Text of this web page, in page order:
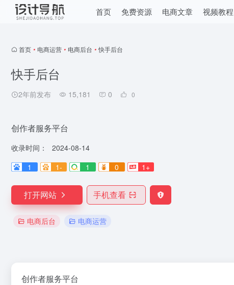
首页 免费资源 电商文章 视频教程
首页 • 电商运营 • 电商后台 • 快手后台
快手后台
2年前发布 15,181 0 0
创作者服务平台
收录时间：
2024-08-14
1
1- 1 0 1+
打开网站 手机查看
电商后台 电商运营
创作者服务平台